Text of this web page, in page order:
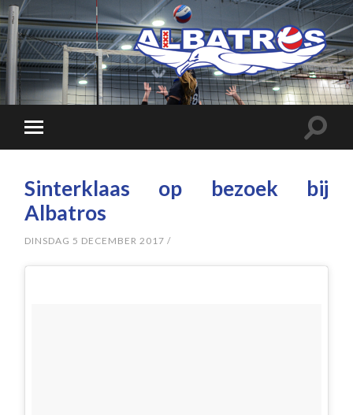
Sinterklaas op bezoek bij
Albatros
DINSDAG 5 DECEMBER 2017 /